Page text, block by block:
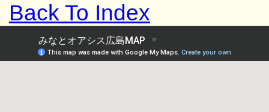
Back To Index